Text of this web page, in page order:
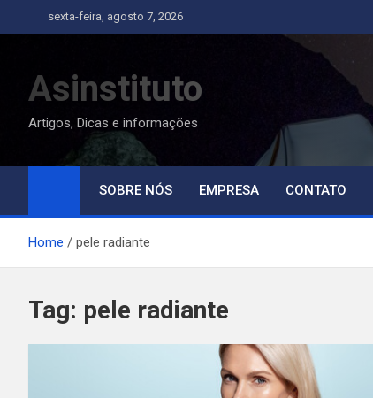
to
sexta-feira, agosto 7, 2026
Asinstituto
Artigos, Dicas e informações
SOBRE NÓS EMPRESA CONTATO
Home pele radiante
Tag: pele radiante